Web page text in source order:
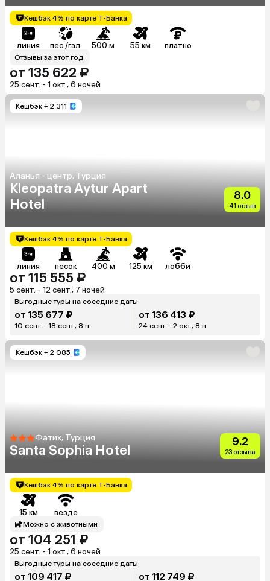
Кешбэк 4% по карте Т-Банка
линия пес./гал. 500 м 55 км платно
Отзывы за этот год
от 135 622 ₽
25 сент. - 1 окт., 6 ночей
Кешбэк + 2 311
Аланья - центр, Турция
Kleopatra Aytur Apart
Hotel
8.0
41 отзыв
Кешбэк 4% по карте Т-Банка
линия песок 400 м 125 км лобби
от 115 555 ₽
5 сент. - 12 сент., 7 ночей
Выгодные туры на соседние даты
от 135 677 ₽
10 сент. - 18 сент., 8 н.
от 136 413 ₽
24 сент. - 2 окт., 8 н.
Кешбэк + 2 085
Фатих, Турция
Santa Sophia Hotel
9.2
23 отзыва
Кешбэк 4% по карте Т-Банка
15 км везде
Можно с животными
от 104 251 ₽
25 сент. - 1 окт., 6 ночей
Выгодные туры на соседние даты
от 109 417 ₽ от 112 749 ₽